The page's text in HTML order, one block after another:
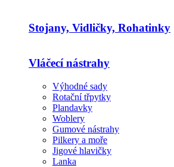
Stojany, Vidličky, Rohatinky
Vláčecí nástrahy
Výhodné sady
Rotační třpytky
Plandavky
Woblery
Gumové nástrahy
Pilkery a moře
Jigové hlavičky
Lanka